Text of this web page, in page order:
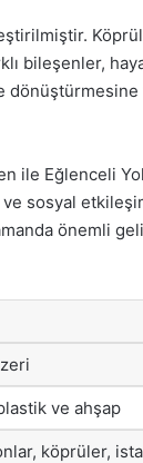
bileşenler,
ile Eğlenceli
sosyal
önemli
ve ahşap
köprüler,